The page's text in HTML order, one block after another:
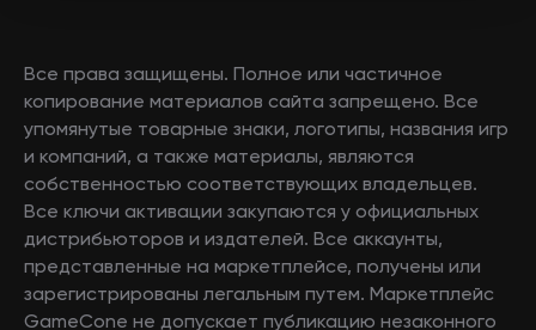
Все права защищены. Полное или частичное
копирование материалов сайта запрещено. Все
упомянутые товарные знаки, логотипы, названия игр
и компаний, а также материалы, являются
собственностью соответствующих владельцев.
Все ключи активации закупаются у официальных
дистрибьюторов и издателей. Все аккаунты,
представленные на маркетплейсе, получены или
зарегистрированы легальным путем. Маркетплейс
GameCone не допускает публикацию незаконного